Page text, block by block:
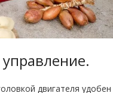
.
двигателя удобен